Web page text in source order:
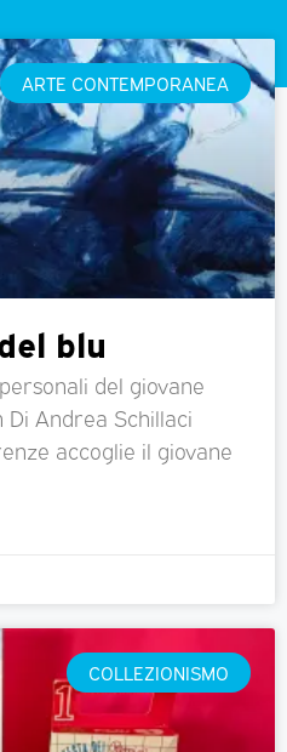
ARTE CONTEMPORANEA
blu
del giovane
Andrea Schillaci
accoglie il giovane
COLLEZIONISMO